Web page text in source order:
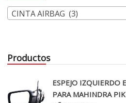
CINTA AIRBAG (3)
Productos
ESPEJO IZQUIERDO
PARA MAHINDRA